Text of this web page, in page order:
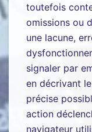
toutefois
omissions ou
une lacune,
signaler par
en décrivant
précise
action
navigateur